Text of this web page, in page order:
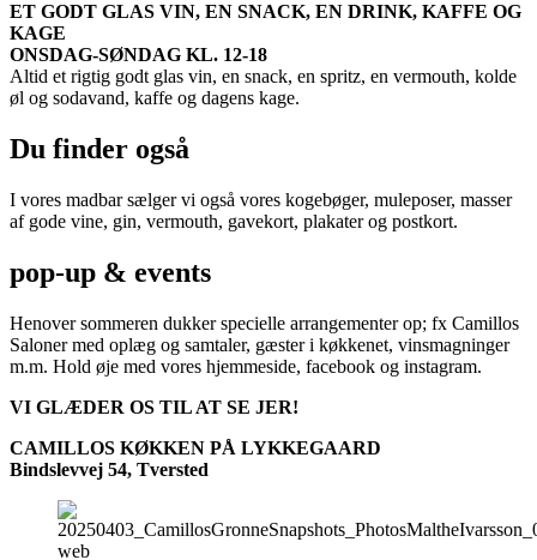
ET GODT GLAS VIN, EN SNACK, EN DRINK, KAFFE OG
KAGE
ONSDAG-SØNDAG KL. 12-18
Altid et rigtig godt glas vin, en snack, en spritz, en vermouth, kolde
øl og sodavand, kaffe og dagens kage.
Du finder også
I vores madbar sælger vi også vores kogebøger, muleposer, masser
af gode vine, gin, vermouth, gavekort, plakater og postkort.
pop-up & events
Henover sommeren dukker specielle arrangementer op; fx Camillos
Saloner med oplæg og samtaler, gæster i køkkenet, vinsmagninger
m.m. Hold øje med vores hjemmeside, facebook og instagram.
VI GLÆDER OS TIL AT SE JER!
CAMILLOS KØKKEN PÅ LYKKEGAARD
Bindslevvej 54, Tversted